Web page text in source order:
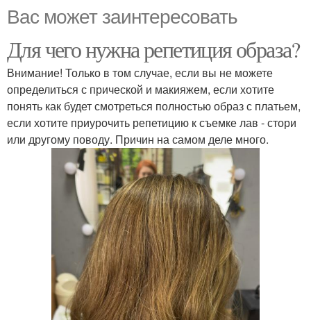
Вас может заинтересовать
Для чего нужна репетиция образа?
Внимание! Только в том случае, если вы не можете
определиться с прической и макияжем, если хотите
понять как будет смотреться полностью образ с платьем,
если хотите приурочить репетицию к съемке лав - стори
или другому поводу. Причин на самом деле много.